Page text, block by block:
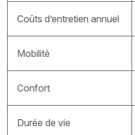
Coûts d’entretien annuel
Mobilité
Confort
Durée de vie